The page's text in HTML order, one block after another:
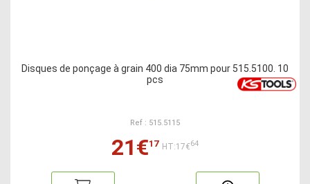
Disques de ponçage à grain 400 dia 75mm pour 515.5100. 10
pcs
Ref : 515.5115
21€17 HT:17€64